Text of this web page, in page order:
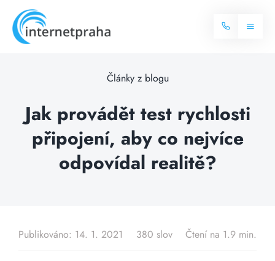
content
Toggle
Balíčky internetu
Více o internetu
Televize
Články z blogu
Jak provádět test rychlosti
připojení, aby co nejvíce
odpovídal realitě?
Publikováno: 14. 1. 2021 380 slov Čtení na 1.9 min.